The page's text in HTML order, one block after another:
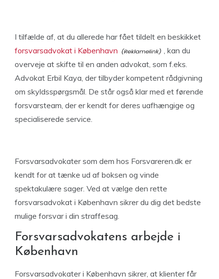
I tilfælde af, at du allerede har fået tildelt en beskikket
forsvarsadvokat i København
, kan du
overveje at skifte til en anden advokat, som f.eks.
Advokat Erbil Kaya, der tilbyder kompetent rådgivning
om skyldsspørgsmål. De står også klar med et førende
forsvarsteam, der er kendt for deres uafhængige og
specialiserede service.
Forsvarsadvokater som dem hos Forsvareren.dk er
kendt for at tænke ud af boksen og vinde
spektakulære sager. Ved at vælge den rette
forsvarsadvokat i København sikrer du dig det bedste
mulige forsvar i din straffesag.
Forsvarsadvokatens arbejde i
København
Forsvarsadvokater i København sikrer, at klienter får